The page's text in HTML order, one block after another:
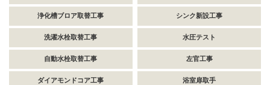
浄化槽ブロア取替工事 シンク新設工事
洗濯水栓取替工事 水圧テスト
自動水栓取替工事 左官工事
ダイアモンドコア工事 浴室扉取手